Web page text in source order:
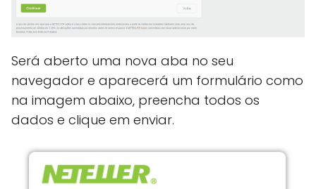
Será aberto uma nova aba no seu
navegador e aparecerá um formulário como
na imagem abaixo, preencha todos os
dados e clique em enviar.